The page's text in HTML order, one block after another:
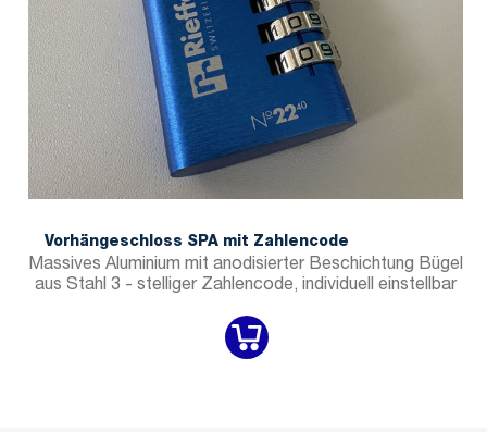
Vorhängeschloss SPA mit Zahlencode
Massives Aluminium mit anodisierter Beschichtung Bügel
aus Stahl 3 - stelliger Zahlencode, individuell einstellbar